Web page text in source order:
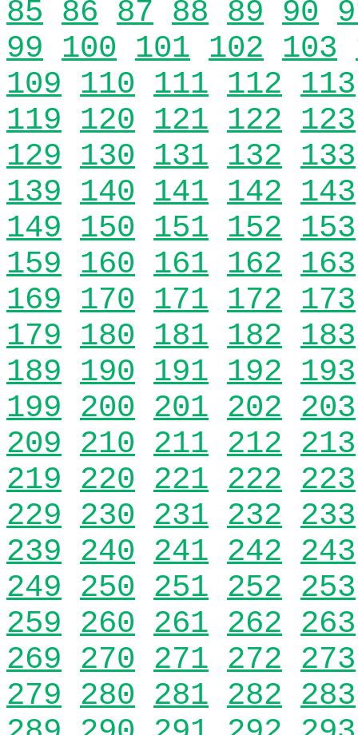
85 86 87 88 89 90
99 100 101 102 103
109 110 111 112 113
119 120 121 122 123
129 130 131 132 133
139 140 141 142 143
149 150 151 152 153
159 160 161 162 163
169 170 171 172 173
179 180 181 182 183
189 190 191 192 193
199 200 201 202 203
209 210 211 212 213
219 220 221 222 223
229 230 231 232 233
239 240 241 242 243
249 250 251 252 253
259 260 261 262 263
269 270 271 272 273
279 280 281 282 283